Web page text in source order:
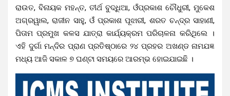
ରାଉତ, ବିନାୟକ ମହନ୍ତ, ତୀର୍ଥ ବୁଦ୍ଧିଆ, ଓଁପ୍ରକାଶ ଚୌଧୁରୀ, ମୁକେଶ
ଅଗ୍ରୱାଲ, ରାଜୀନ ସାହୁ, ଓଁ ପ୍ରକାଶ ପୂଝାରୀ, ଶରତ ଚନ୍ଦ୍ର ସାହାଣୀ,
ପିତାମ ପ୍ରମୁଖ କଳସ ଯାତ୍ରା କାର୍ଯ୍ୟକ୍ରମ ପରିଚାଳନା କରିଥିଲେ ।
ଏହି ଦୁର୍ଗା ମନ୍ଦିର ପ୍ରାଣ ପ୍ରତିଷ୍ଠାରେ ୨୪ ପ୍ରହର ଅଖଣ୍ଡ ନାମଯଜ୍ଞ
ମଧ୍ୟ ଆଜି ସକାଳ ୭ ଘଣ୍ଟା ସମୟରେ ଆରମ୍ଭ ହୋଇଯାଇଛି ।